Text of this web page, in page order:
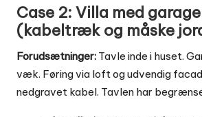
Case 2: Villa med
(kabeltræk og måske
Forudsætninger: Tavle inde i huset.
væk. Føring via loft og udvendig
nedgravet kabel. Tavlen har